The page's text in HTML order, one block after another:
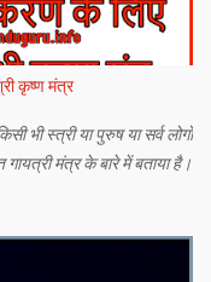
कृष्ण मंत्र
भी स्त्री या पुरुष या सर्व लोगों
मंत्र के बारे में बताया है।